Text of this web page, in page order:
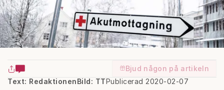
Bjud någon på artikeln
Text: Redaktionen
Publicerad 2020-02-07
Bild: TT